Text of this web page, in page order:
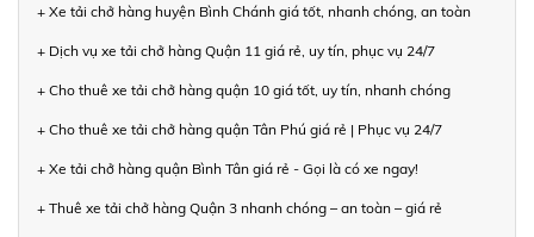
+ Xe tải chở hàng huyện Bình Chánh giá tốt, nhanh chóng, an toàn
+ Dịch vụ xe tải chở hàng Quận 11 giá rẻ, uy tín, phục vụ 24/7
+ Cho thuê xe tải chở hàng quận 10 giá tốt, uy tín, nhanh chóng
+ Cho thuê xe tải chở hàng quận Tân Phú giá rẻ | Phục vụ 24/7
+ Xe tải chở hàng quận Bình Tân giá rẻ - Gọi là có xe ngay!
+ Thuê xe tải chở hàng Quận 3 nhanh chóng – an toàn – giá rẻ